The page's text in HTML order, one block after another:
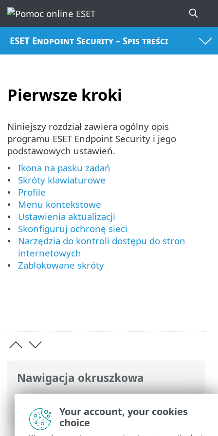
ESET Endpoint Security – Spis treści
Pierwsze kroki
Nawigacja okruszkowa
Pomoc online ESET>ESET Endpoint
Security >Pierwsze kroki
Niniejszy rozdział zawiera ogólny opis
programu ESET Endpoint Security i jego
podstawowych ustawień.
Ikona na pasku zadań
Skróty klawiaturowe
Profile
Menu kontekstowe
Ustawienia aktualizacji
Skonfiguruj ochronę sieci
Narzędzia do kontroli dostępu do stron
internetowych
Zablokowane skróty
Your account, your cookies
choice